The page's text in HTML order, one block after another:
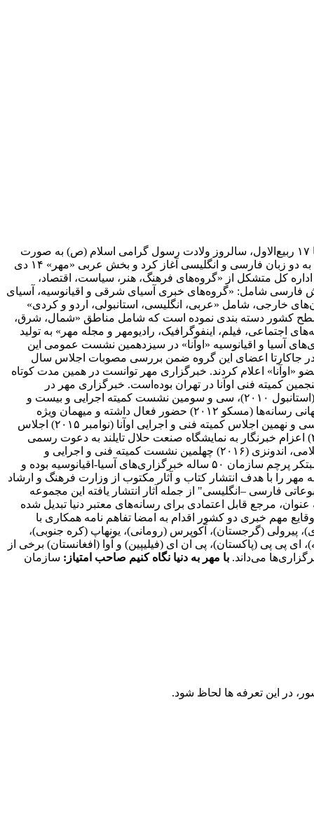
خبرگزاری مهر (MNA) از هجدهم اسفندماه سال ۸۱ فعالیت آزمایشی خود را آغاز کرده و پس از آن در ۲۹ اردیبهشت ماه سال ۸۲. متقارن با ۱۷ ربیع‌الاول، سالروز ولادت رسول گرامی اسلام (ص) به صورت
آزمایشی بر روی شبکه اینترنت قرار گرفت. این خبرگزاری سوم تیرماه سال ۱۳۸۲ همزمان با روز اطلاع رسانی دینی فعالیت رسمی خود را به دو زبان فارسی و انگلیسی آغاز کرد و بخش عربی «مهر» ۱۴ دی
کل متشکل از «گروه‌های فرهنگ، هنر، سیاست، اقتصاد،
فارسی شامل: «گروه‌های خبری آسیای شرقی و اقیانوسیه، آسیای
خارجی، شامل «عربی، انگلیسی، استانبولی، اردو و کردی»
تمامی استان‌ها، اخبار استانی را در ۵ گروه منطقه‌ای در سطح کشور دسته بندی نموده است که شامل مناطق «شمال، شرق،
فیلم، اینفوگرافیک، رادیومهر و مجله مهر» به تولید
به عنوان چهلمین عضو رسمی اتحادیه خبرگزاری‌های آسیا و اقیانوسیه «اوآنا» در سیزدهمین نشست عمومی این
پذیرفته شد. بعد از برگزاری بیست و نهمین نشست کمیته اجرایی اتحادیه خبرگزاری‌های آسیا و اقیانوسیه آذر ماه سال ۱۳۸۶ (۲۰۰۷) در جاکارتا اعضای این گروه ضمن بررسی مصوبات اجلاس سال
«اوآنا» اعلام کردند. خبرگزاری مهر توانست در همین مدت کوتاه
نشست کمیته اجرایی و بیست و پنجمین کمیته فنی اوآنا در تهران بوده‌است. خبرگزاری مهر در
کنفرانس‌های مهم بین‌لمللی همچون: المپیک رسانه‌ها (چین ۲۰۰۹)، نشست سران اوآنا (کره جنوبی ۲۰۱۰)، چهاردهمین مجمع عمومی "اوآنا" (استانبول ۲۰۱۰)، سی و سومین نشست کمیته اجرایی و بیست و
هفتمین نشست گروه فنی خبری اوآنا (مغولستان، اولانباتور ۲۰۱۱)، جشن پنجاهمین سال تأسیس اوآنا (بانکوک، تایلند ۲۰۱۲) دومین اجلاس جهانی رسانه‌ها (مسکو ۲۰۱۲) حضور فعال داشته و میهمان ویژه
سومین کنگره جهانی خبرگزاری‌ها (بوینس آیرس، آرژانتین ۲۰۱۰) بوده است. سی و هشتمین اجلاس کمیته فنی و اجرایی اوآنا (فوریه ۲۰۱۵) سی و نهمین اجلاس کمیته فنی و اجرایی اوآنا (نوامبر ۲۰۱۵) اجلاس
جهانی اقتصادی قزاقستان (۲۰۱۶) اجلاس جهانی رسانه‌ای اقتصادی سن پترزبورگ، روسیه (۲۰۱۶) اجلاس رسانه‌ای جاده ابریشم چین (۲۰۱۶) اعزام خبرنگار به نمایشگاه صنعت حلال تایلند به دعوت رسمی
دولت تایلند (۲۰۱۶) اعزام خبرنگار به دوره آموزشی خبرگزاری اسپوتنیک روسیه به دعوت رسمی خبرگزاری (۲۰۱۶) کنفرانس رسانه‌های اسلامی، اندونزی (۲۰۱۶) چهلمین نشست کمیته فنی و اجرایی و
شانزدهمین اجلاس مجمع عمومی اوآنا، آذربایجان (نوامبر ۲۰۱۶) پنجمین کنگره جهانی خبرگزاری‌ها، آذربایجان (نوامبر ۲۰۱۶) این خبرگزاری مبتکر پرچم سازمان ۵۰ ساله خبرگزاری‌های آسیا-اقیانوسیه بوده و
بوده است. انتشارات رسانه مهر خبرگزاری مهر در سال ۱۳۹۰ مجوز انتشارات رسانه مهر را با هدف انتشار کتاب و آثار مکتوب از وزارت فرهنگ و ارشاد
فارسی –انگلیسی" از جمله آثار انتشار یافته این مجموعه
عربی، انگلیسی، ترکی، اردو، کردی) به عنوان، مرجع قابل اعتمادی برای رسانه‌های معتبر دنیا تبدیل شده
مهم خبری دو کشور اقدام به امضا تفاهم نامه همکاری با
پیرولی (گرجستان)، آکوپرس (رومانی)، یونهاپ (کره جنوبی)،
ای پی پی (پاکستان)، پی ان ای (فیلیپین) و آوا (افغانستان) برخی از
می‌داند. با مهر به دنیا نگاه کنیم صاحب امتیاز: سازمان
در این تعرفه ها لحاظ شود.